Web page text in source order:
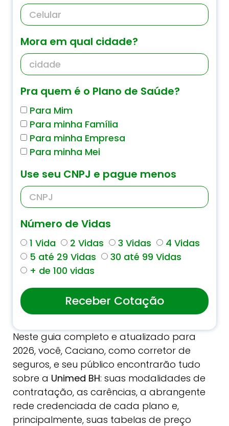
Mora em qual cidade?
Pra quem é o Plano de Saúde?
Para Mim
Para minha Família
Para minha Empresa
Para minha Mei
Use seu CNPJ e pague menos
Número de Vidas
1 Vida 2 Vidas 3 Vidas
4 Vidas
5 até 29 Vidas
30 até 99 Vidas
+ de 100 vidas
Receber Cotação
Neste guia completo e atualizado para
2026, você, Caciano, como corretor de
seguros, e seu público encontrarão tudo
sobre a Unimed BH: suas modalidades de
contratação, as carências, a abrangente
rede credenciada de cada plano e,
principalmente, suas tabelas de preço